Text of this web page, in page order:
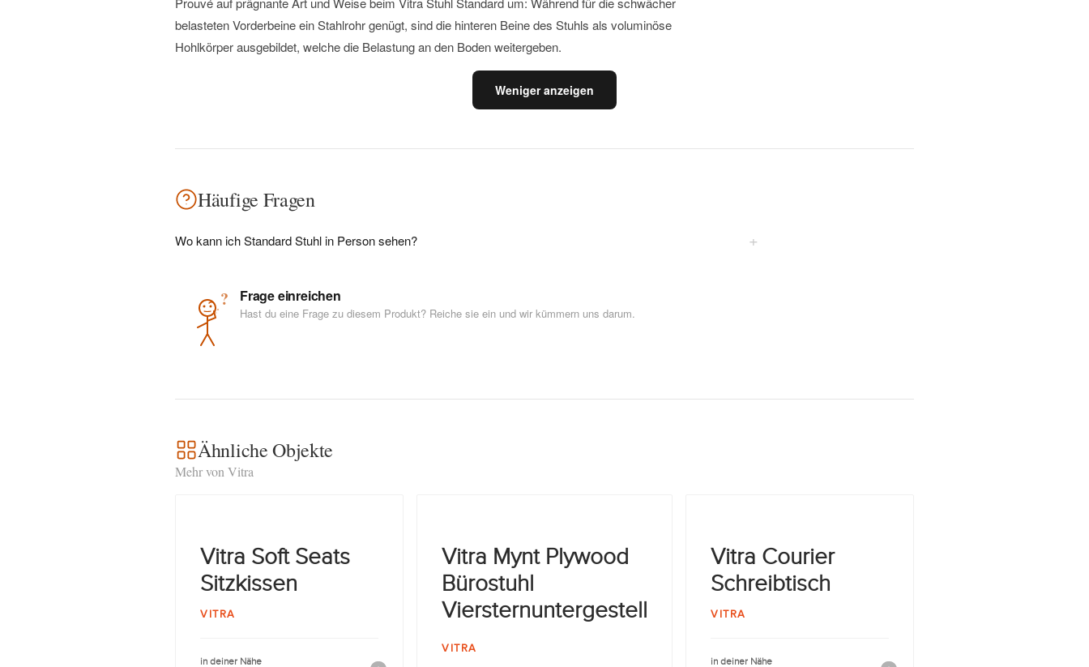
belasteten Vorderbeine ein Stahlrohr genügt, sind die hinteren Beine des Stuhls als voluminöse
Hohlkörper ausgebildet, welche die Belastung an den Boden weitergeben.
Weniger anzeigen
Häufige Fragen
Wo kann ich Standard Stuhl in Person sehen? +
? Frage einreichen
Hast du eine Frage zu diesem Produkt? Reiche sie ein und wir kümmern uns darum.
Ähnliche Objekte
Mehr von Vitra
Vitra Soft Seats
Sitzkissen
VITRA
in deiner Nähe
Vitra Mynt Plywood
Bürostuhl
Viersternuntergestell
VITRA
Vitra Courier
Schreibtisch
VITRA
in deiner Nähe